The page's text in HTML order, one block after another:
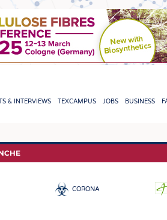
& INTERVIEWS TEXCAMPUS JOBS BUSINESS
TEXTILE LEADERSHIP
CORONA